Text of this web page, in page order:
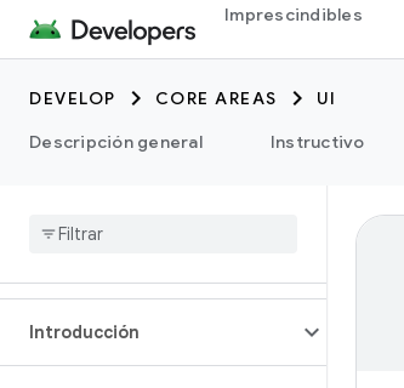
Imprescindibles
DEVELOP CORE AREAS
UI
Descripción general
Instructivo
Introducción